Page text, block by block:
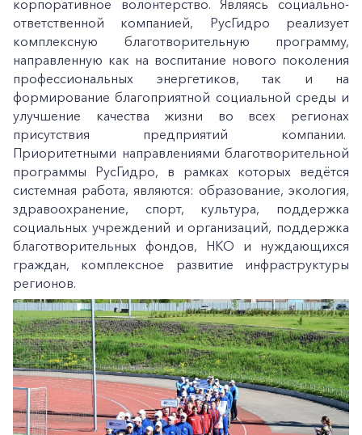
+7-800-700-24-57
Заказать обратный звонок
Частным клиентам
Корпоративным клиентам
корпоративное волонтерство. Являясь социально-
ответственной компанией, РусГидро реализует
комплексную благотворительную программу,
направленную как на воспитание нового поколения
профессиональных энергетиков, так и на
формирование благоприятной социальной среды и
улучшение качества жизни во всех регионах
присутствия предприятий компании.
Приоритетными направлениями благотворительной
программы РусГидро, в рамках которых ведётся
системная работа, являются: образование, экология,
здравоохранение, спорт, культура, поддержка
социальных учреждений и организаций, поддержка
благотворительных фондов, НКО и нуждающихся
граждан, комплексное развитие инфраструктуры
регионов.